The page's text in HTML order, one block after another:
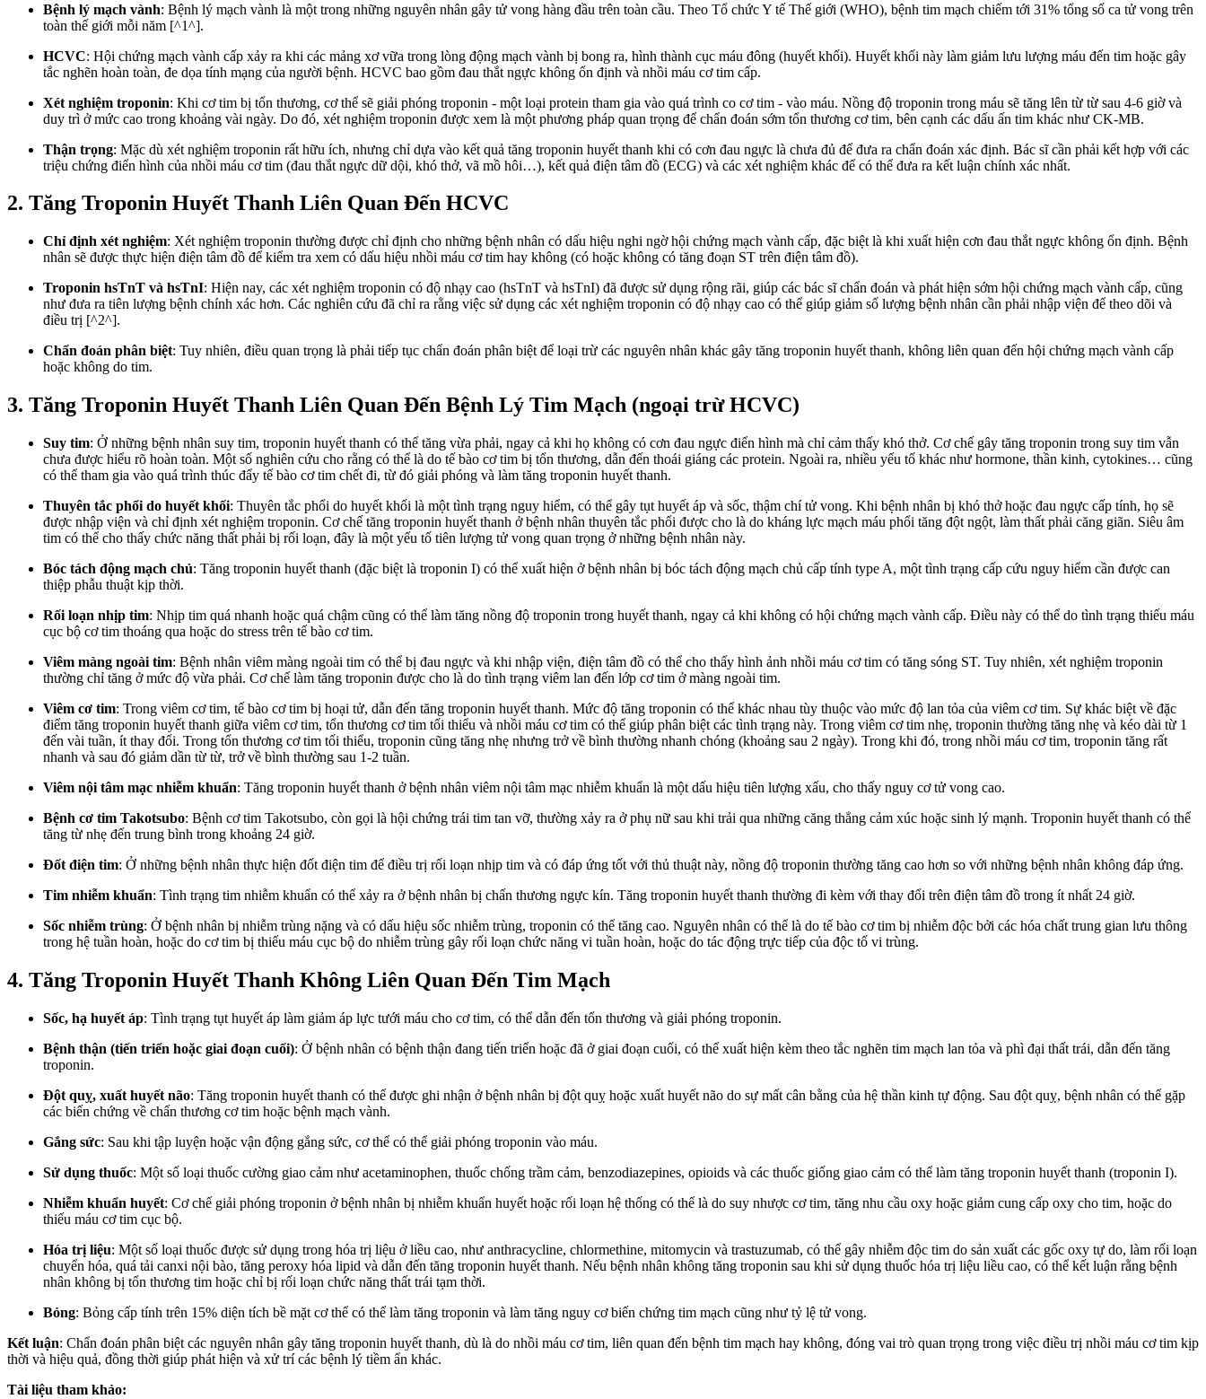
Bệnh lý mạch vành: Bệnh lý mạch vành là một trong những nguyên nhân gây tử vong hàng đầu trên toàn cầu. Theo Tổ chức Y tế Thế giới (WHO), bệnh tim mạch chiếm tới 31% tổng số ca tử vong trên
toàn thế giới mỗi năm [^1^].
HCVC: Hội chứng mạch vành cấp xảy ra khi các mảng xơ vữa trong lòng động mạch vành bị bong ra, hình thành cục máu đông (huyết khối). Huyết khối này làm giảm lưu lượng máu đến tim hoặc gây
tắc nghẽn hoàn toàn, đe dọa tính mạng của người bệnh. HCVC bao gồm đau thắt ngực không ổn định và nhồi máu cơ tim cấp.
Xét nghiệm troponin: Khi cơ tim bị tổn thương, cơ thể sẽ giải phóng troponin - một loại protein tham gia vào quá trình co cơ tim - vào máu. Nồng độ troponin trong máu sẽ tăng lên từ từ sau 4-6 giờ và
duy trì ở mức cao trong khoảng vài ngày. Do đó, xét nghiệm troponin được xem là một phương pháp quan trọng để chẩn đoán sớm tổn thương cơ tim, bên cạnh các dấu ấn tim khác như CK-MB.
Thận trọng: Mặc dù xét nghiệm troponin rất hữu ích, nhưng chỉ dựa vào kết quả tăng troponin huyết thanh khi có cơn đau ngực là chưa đủ để đưa ra chẩn đoán xác định. Bác sĩ cần phải kết hợp với các
triệu chứng điển hình của nhồi máu cơ tim (đau thắt ngực dữ dội, khó thở, vã mồ hôi…), kết quả điện tâm đồ (ECG) và các xét nghiệm khác để có thể đưa ra kết luận chính xác nhất.
2. Tăng Troponin Huyết Thanh Liên Quan Đến HCVC
Chỉ định xét nghiệm: Xét nghiệm troponin thường được chỉ định cho những bệnh nhân có dấu hiệu nghi ngờ hội chứng mạch vành cấp, đặc biệt là khi xuất hiện cơn đau thắt ngực không ổn định. Bệnh
nhân sẽ được thực hiện điện tâm đồ để kiểm tra xem có dấu hiệu nhồi máu cơ tim hay không (có hoặc không có tăng đoạn ST trên điện tâm đồ).
Troponin hsTnT và hsTnI: Hiện nay, các xét nghiệm troponin có độ nhạy cao (hsTnT và hsTnI) đã được sử dụng rộng rãi, giúp các bác sĩ chẩn đoán và phát hiện sớm hội chứng mạch vành cấp, cũng
như đưa ra tiên lượng bệnh chính xác hơn. Các nghiên cứu đã chỉ ra rằng việc sử dụng các xét nghiệm troponin có độ nhạy cao có thể giúp giảm số lượng bệnh nhân cần phải nhập viện để theo dõi và
điều trị [^2^].
Chẩn đoán phân biệt: Tuy nhiên, điều quan trọng là phải tiếp tục chẩn đoán phân biệt để loại trừ các nguyên nhân khác gây tăng troponin huyết thanh, không liên quan đến hội chứng mạch vành cấp
hoặc không do tim.
3. Tăng Troponin Huyết Thanh Liên Quan Đến Bệnh Lý Tim Mạch (ngoại trừ HCVC)
Suy tim: Ở những bệnh nhân suy tim, troponin huyết thanh có thể tăng vừa phải, ngay cả khi họ không có cơn đau ngực điển hình mà chỉ cảm thấy khó thở. Cơ chế gây tăng troponin trong suy tim vẫn
chưa được hiểu rõ hoàn toàn. Một số nghiên cứu cho rằng có thể là do tế bào cơ tim bị tổn thương, dẫn đến thoái giáng các protein. Ngoài ra, nhiều yếu tố khác như hormone, thần kinh, cytokines… cũng
có thể tham gia vào quá trình thúc đẩy tế bào cơ tim chết đi, từ đó giải phóng và làm tăng troponin huyết thanh.
Thuyên tắc phổi do huyết khối: Thuyên tắc phổi do huyết khối là một tình trạng nguy hiểm, có thể gây tụt huyết áp và sốc, thậm chí tử vong. Khi bệnh nhân bị khó thở hoặc đau ngực cấp tính, họ sẽ
được nhập viện và chỉ định xét nghiệm troponin. Cơ chế tăng troponin huyết thanh ở bệnh nhân thuyên tắc phổi được cho là do kháng lực mạch máu phổi tăng đột ngột, làm thất phải căng giãn. Siêu âm
tim có thể cho thấy chức năng thất phải bị rối loạn, đây là một yếu tố tiên lượng tử vong quan trọng ở những bệnh nhân này.
Bóc tách động mạch chủ: Tăng troponin huyết thanh (đặc biệt là troponin I) có thể xuất hiện ở bệnh nhân bị bóc tách động mạch chủ cấp tính type A, một tình trạng cấp cứu nguy hiểm cần được can
thiệp phẫu thuật kịp thời.
Rối loạn nhịp tim: Nhịp tim quá nhanh hoặc quá chậm cũng có thể làm tăng nồng độ troponin trong huyết thanh, ngay cả khi không có hội chứng mạch vành cấp. Điều này có thể do tình trạng thiếu máu
cục bộ cơ tim thoáng qua hoặc do stress trên tế bào cơ tim.
Viêm màng ngoài tim: Bệnh nhân viêm màng ngoài tim có thể bị đau ngực và khi nhập viện, điện tâm đồ có thể cho thấy hình ảnh nhồi máu cơ tim có tăng sóng ST. Tuy nhiên, xét nghiệm troponin
thường chỉ tăng ở mức độ vừa phải. Cơ chế làm tăng troponin được cho là do tình trạng viêm lan đến lớp cơ tim ở màng ngoài tim.
Viêm cơ tim: Trong viêm cơ tim, tế bào cơ tim bị hoại tử, dẫn đến tăng troponin huyết thanh. Mức độ tăng troponin có thể khác nhau tùy thuộc vào mức độ lan tỏa của viêm cơ tim. Sự khác biệt về đặc
điểm tăng troponin huyết thanh giữa viêm cơ tim, tổn thương cơ tim tối thiểu và nhồi máu cơ tim có thể giúp phân biệt các tình trạng này. Trong viêm cơ tim nhẹ, troponin thường tăng nhẹ và kéo dài từ 1
đến vài tuần, ít thay đổi. Trong tổn thương cơ tim tối thiểu, troponin cũng tăng nhẹ nhưng trở về bình thường nhanh chóng (khoảng sau 2 ngày). Trong khi đó, trong nhồi máu cơ tim, troponin tăng rất
nhanh và sau đó giảm dần từ từ, trở về bình thường sau 1-2 tuần.
Viêm nội tâm mạc nhiễm khuẩn: Tăng troponin huyết thanh ở bệnh nhân viêm nội tâm mạc nhiễm khuẩn là một dấu hiệu tiên lượng xấu, cho thấy nguy cơ tử vong cao.
Bệnh cơ tim Takotsubo: Bệnh cơ tim Takotsubo, còn gọi là hội chứng trái tim tan vỡ, thường xảy ra ở phụ nữ sau khi trải qua những căng thẳng cảm xúc hoặc sinh lý mạnh. Troponin huyết thanh có thể
tăng từ nhẹ đến trung bình trong khoảng 24 giờ.
Đốt điện tim: Ở những bệnh nhân thực hiện đốt điện tim để điều trị rối loạn nhịp tim và có đáp ứng tốt với thủ thuật này, nồng độ troponin thường tăng cao hơn so với những bệnh nhân không đáp ứng.
Tim nhiễm khuẩn: Tình trạng tim nhiễm khuẩn có thể xảy ra ở bệnh nhân bị chấn thương ngực kín. Tăng troponin huyết thanh thường đi kèm với thay đổi trên điện tâm đồ trong ít nhất 24 giờ.
Sốc nhiễm trùng: Ở bệnh nhân bị nhiễm trùng nặng và có dấu hiệu sốc nhiễm trùng, troponin có thể tăng cao. Nguyên nhân có thể là do tế bào cơ tim bị nhiễm độc bởi các hóa chất trung gian lưu thông
trong hệ tuần hoàn, hoặc do cơ tim bị thiếu máu cục bộ do nhiễm trùng gây rối loạn chức năng vi tuần hoàn, hoặc do tác động trực tiếp của độc tố vi trùng.
4. Tăng Troponin Huyết Thanh Không Liên Quan Đến Tim Mạch
Sốc, hạ huyết áp: Tình trạng tụt huyết áp làm giảm áp lực tưới máu cho cơ tim, có thể dẫn đến tổn thương và giải phóng troponin.
Bệnh thận (tiến triển hoặc giai đoạn cuối): Ở bệnh nhân có bệnh thận đang tiến triển hoặc đã ở giai đoạn cuối, có thể xuất hiện kèm theo tắc nghẽn tim mạch lan tỏa và phì đại thất trái, dẫn đến tăng
troponin.
Đột quỵ, xuất huyết não: Tăng troponin huyết thanh có thể được ghi nhận ở bệnh nhân bị đột quỵ hoặc xuất huyết não do sự mất cân bằng của hệ thần kinh tự động. Sau đột quỵ, bệnh nhân có thể gặp
các biến chứng về chấn thương cơ tim hoặc bệnh mạch vành.
Gắng sức: Sau khi tập luyện hoặc vận động gắng sức, cơ thể có thể giải phóng troponin vào máu.
Sử dụng thuốc: Một số loại thuốc cường giao cảm như acetaminophen, thuốc chống trầm cảm, benzodiazepines, opioids và các thuốc giống giao cảm có thể làm tăng troponin huyết thanh (troponin I).
Nhiễm khuẩn huyết: Cơ chế giải phóng troponin ở bệnh nhân bị nhiễm khuẩn huyết hoặc rối loạn hệ thống có thể là do suy nhược cơ tim, tăng nhu cầu oxy hoặc giảm cung cấp oxy cho tim, hoặc do
thiếu máu cơ tim cục bộ.
Hóa trị liệu: Một số loại thuốc được sử dụng trong hóa trị liệu ở liều cao, như anthracycline, chlormethine, mitomycin và trastuzumab, có thể gây nhiễm độc tim do sản xuất các gốc oxy tự do, làm rối loạn
chuyển hóa, quá tải canxi nội bào, tăng peroxy hóa lipid và dẫn đến tăng troponin huyết thanh. Nếu bệnh nhân không tăng troponin sau khi sử dụng thuốc hóa trị liệu liều cao, có thể kết luận rằng bệnh
nhân không bị tổn thương tim hoặc chỉ bị rối loạn chức năng thất trái tạm thời.
Bỏng: Bỏng cấp tính trên 15% diện tích bề mặt cơ thể có thể làm tăng troponin và làm tăng nguy cơ biến chứng tim mạch cũng như tỷ lệ tử vong.
Kết luận: Chẩn đoán phân biệt các nguyên nhân gây tăng troponin huyết thanh, dù là do nhồi máu cơ tim, liên quan đến bệnh tim mạch hay không, đóng vai trò quan trọng trong việc điều trị nhồi máu cơ tim kịp
thời và hiệu quả, đồng thời giúp phát hiện và xử trí các bệnh lý tiềm ẩn khác.
Tài liệu tham khảo: